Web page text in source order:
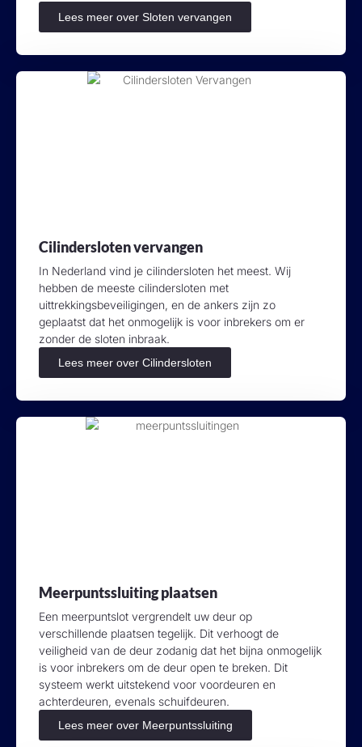
Lees meer over Sloten vervangen
Cilindersloten vervangen
In Nederland vind je cilindersloten het meest. Wij
hebben de meeste cilindersloten met
uittrekkingsbeveiligingen, en de ankers zijn zo
geplaatst dat het onmogelijk is voor inbrekers om er
zonder de sloten inbraak.
Lees meer over Cilindersloten
Meerpuntssluiting plaatsen
Een meerpuntslot vergrendelt uw deur op
verschillende plaatsen tegelijk. Dit verhoogt de
veiligheid van de deur zodanig dat het bijna onmogelijk
is voor inbrekers om de deur open te breken. Dit
systeem werkt uitstekend voor voordeuren en
achterdeuren, evenals schuifdeuren.
Lees meer over Meerpuntssluiting